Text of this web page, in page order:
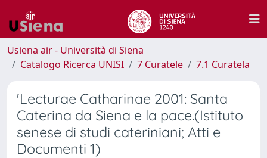
Usiena air - Università di Siena
Catalogo Ricerca UNISI
7 Curatele 7.1 Curatela
'Lecturae Catharinae 2001: Santa
Caterina da Siena e la pace.(Istituto
senese di studi cateriniani; Atti e
Documenti 1)